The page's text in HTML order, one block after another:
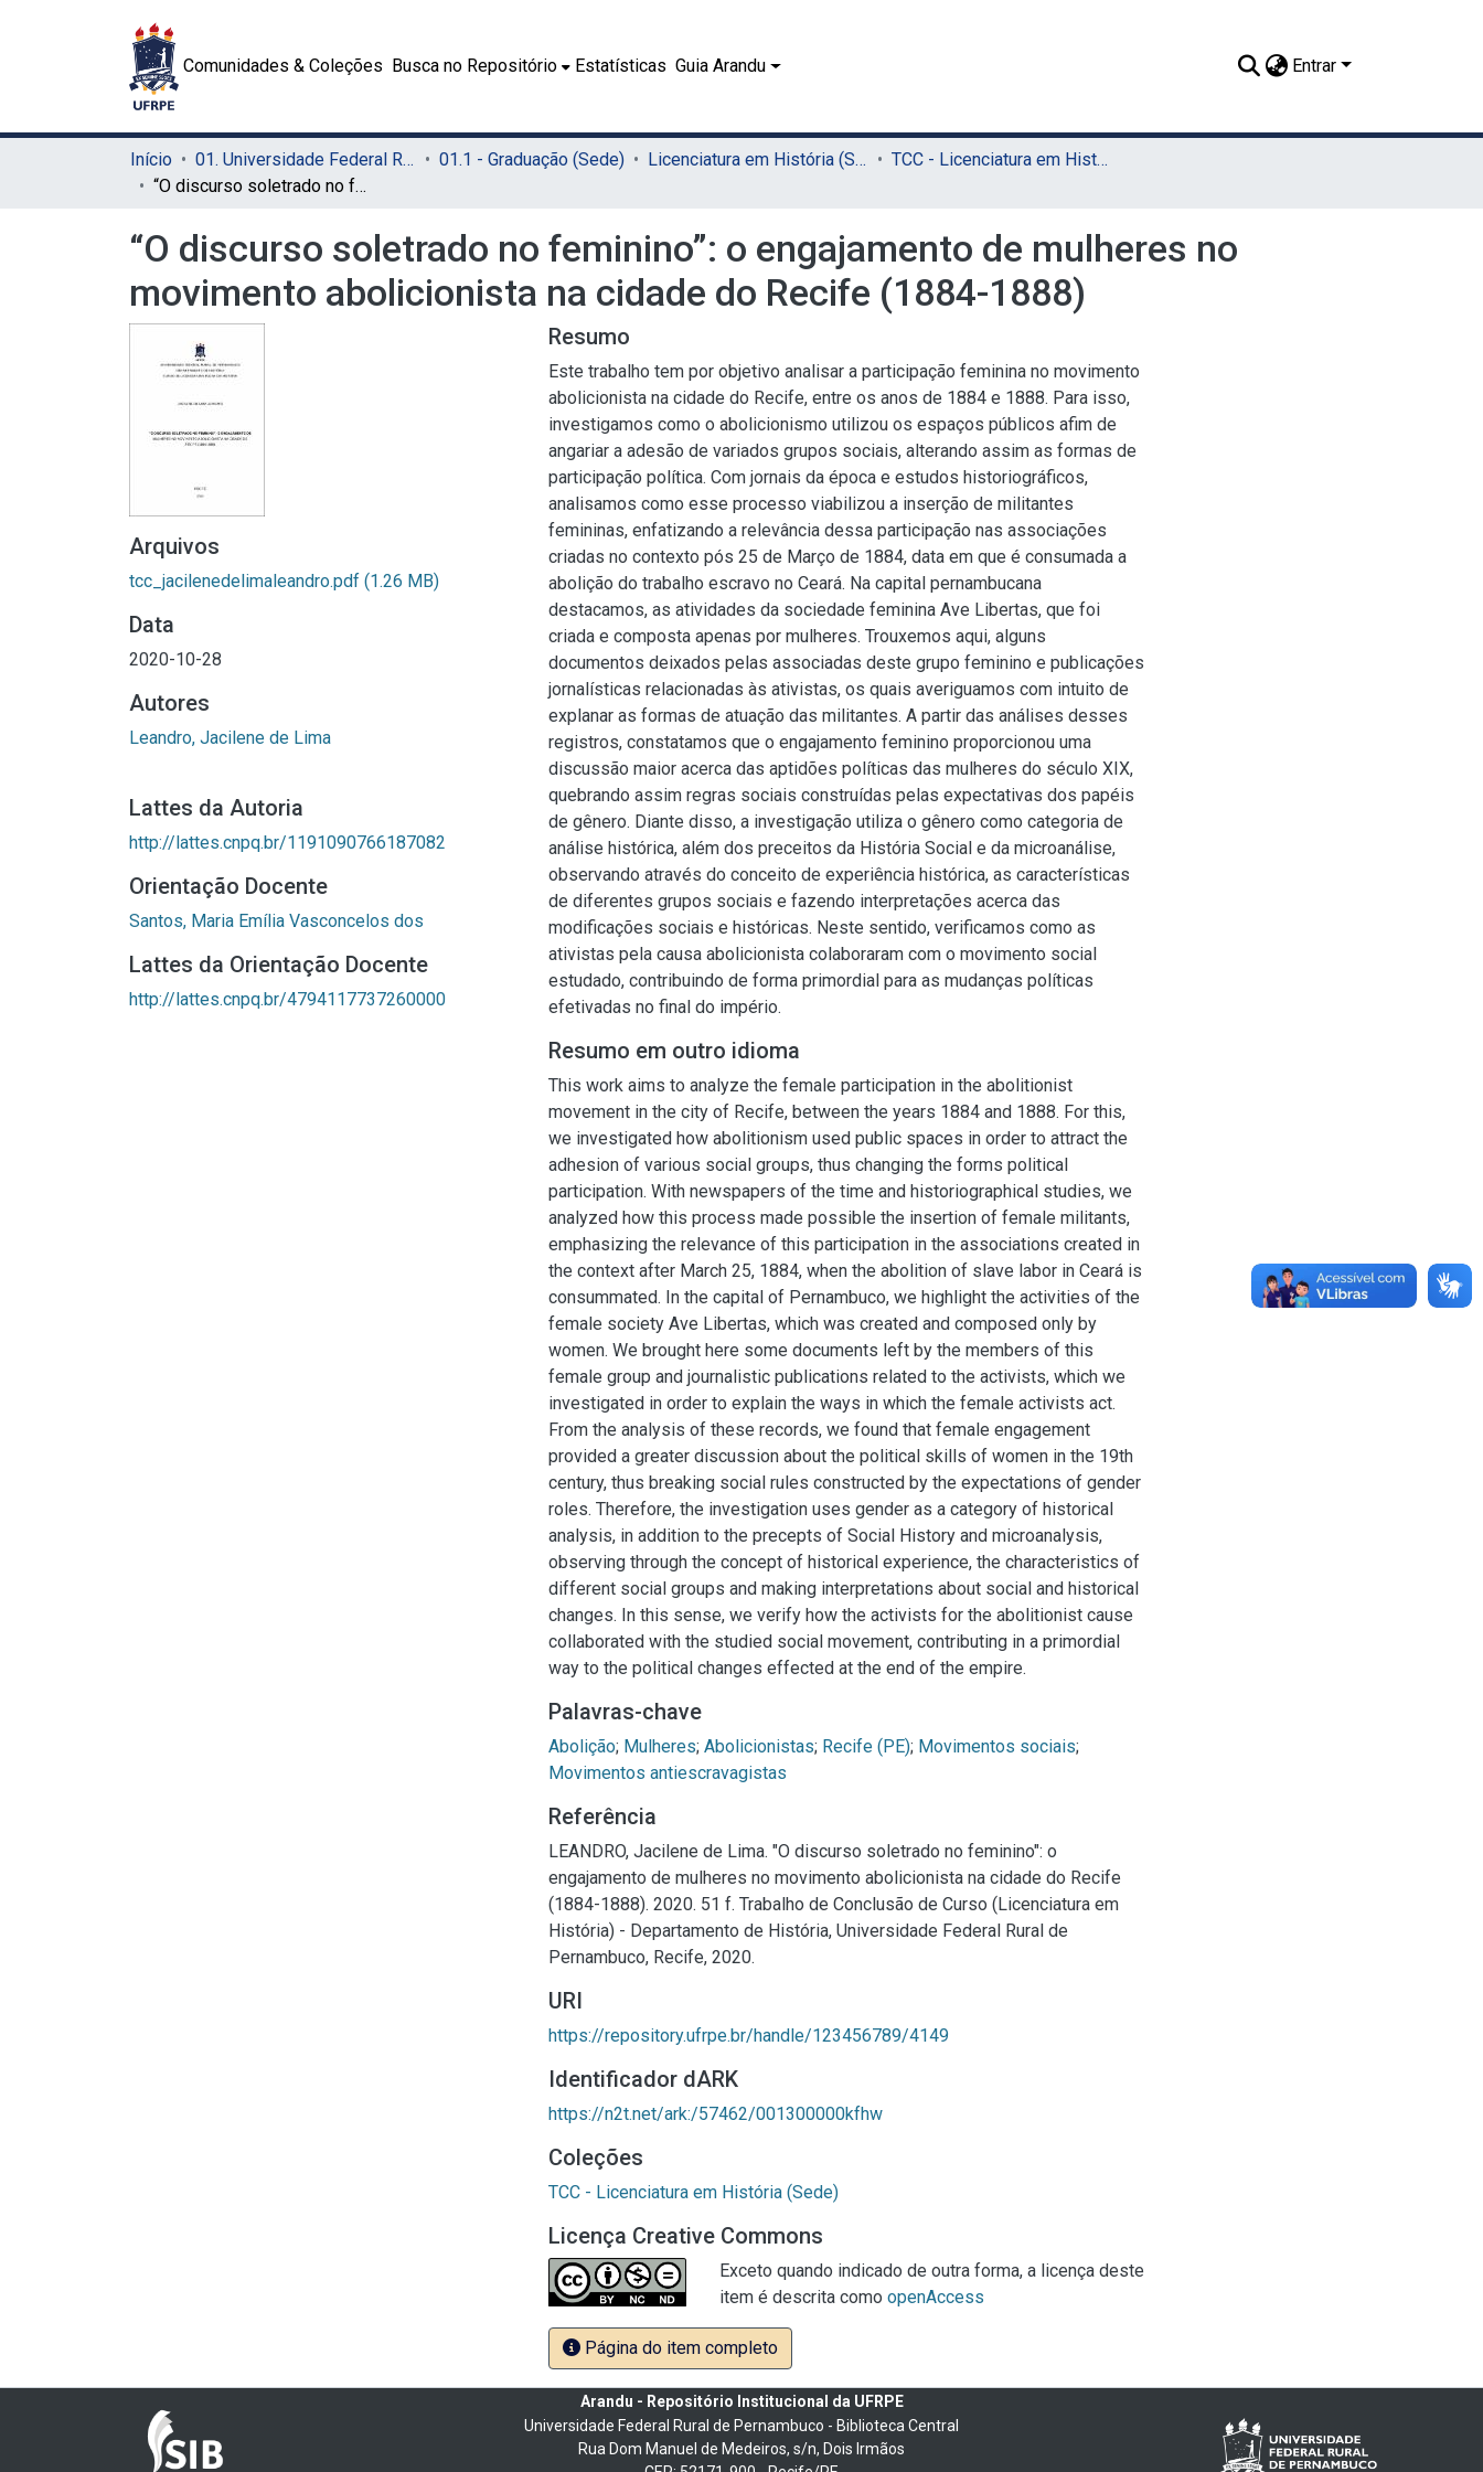
Comunidades & Coleções Busca no Repositório Estatísticas Guia Arandu Entrar
Início 01. Universidade Federal Rural de Pernambuco - UFRPE (Sede) 01.1 - Graduação (Sede) Licenciatura em História (Sede)
TCC - Licenciatura em História (Sede)
“O discurso soletrado no feminino”: o engajamento de mulheres no movimento abolicionista na cidade do Recife (1884-1888)
“O discurso soletrado no feminino”: o engajamento de mulheres no
movimento abolicionista na cidade do Recife (1884-1888)
Arquivos
tcc_jacilenedelimaleandro.pdf (1.26 MB)
Data
2020-10-28
Autores
Leandro, Jacilene de Lima
Lattes da Autoria
http://lattes.cnpq.br/1191090766187082
Orientação Docente
Santos, Maria Emília Vasconcelos dos
Lattes da Orientação Docente
http://lattes.cnpq.br/4794117737260000
Resumo
Este trabalho tem por objetivo analisar a participação feminina no movimento
abolicionista na cidade do Recife, entre os anos de 1884 e 1888. Para isso,
investigamos como o abolicionismo utilizou os espaços públicos afim de
angariar a adesão de variados grupos sociais, alterando assim as formas de
participação política. Com jornais da época e estudos historiográficos,
analisamos como esse processo viabilizou a inserção de militantes
femininas, enfatizando a relevância dessa participação nas associações
criadas no contexto pós 25 de Março de 1884, data em que é consumada a
abolição do trabalho escravo no Ceará. Na capital pernambucana
destacamos, as atividades da sociedade feminina Ave Libertas, que foi
criada e composta apenas por mulheres. Trouxemos aqui, alguns
documentos deixados pelas associadas deste grupo feminino e publicações
jornalísticas relacionadas às ativistas, os quais averiguamos com intuito de
explanar as formas de atuação das militantes. A partir das análises desses
registros, constatamos que o engajamento feminino proporcionou uma
discussão maior acerca das aptidões políticas das mulheres do século XIX,
quebrando assim regras sociais construídas pelas expectativas dos papéis
de gênero. Diante disso, a investigação utiliza o gênero como categoria de
análise histórica, além dos preceitos da História Social e da microanálise,
observando através do conceito de experiência histórica, as características
de diferentes grupos sociais e fazendo interpretações acerca das
modificações sociais e históricas. Neste sentido, verificamos como as
ativistas pela causa abolicionista colaboraram com o movimento social
estudado, contribuindo de forma primordial para as mudanças políticas
efetivadas no final do império.
Resumo em outro idioma
This work aims to analyze the female participation in the abolitionist
movement in the city of Recife, between the years 1884 and 1888. For this,
we investigated how abolitionism used public spaces in order to attract the
adhesion of various social groups, thus changing the forms political
participation. With newspapers of the time and historiographical studies, we
analyzed how this process made possible the insertion of female militants,
emphasizing the relevance of this participation in the associations created in
the context after March 25, 1884, when the abolition of slave labor in Ceará is
consummated. In the capital of Pernambuco, we highlight the activities of the
female society Ave Libertas, which was created and composed only by
women. We brought here some documents left by the members of this
female group and journalistic publications related to the activists, which we
investigated in order to explain the ways in which the female activists act.
From the analysis of these records, we found that female engagement
provided a greater discussion about the political skills of women in the 19th
century, thus breaking social rules constructed by the expectations of gender
roles. Therefore, the investigation uses gender as a category of historical
analysis, in addition to the precepts of Social History and microanalysis,
observing through the concept of historical experience, the characteristics of
different social groups and making interpretations about social and historical
changes. In this sense, we verify how the activists for the abolitionist cause
collaborated with the studied social movement, contributing in a primordial
way to the political changes effected at the end of the empire.
Palavras-chave
Abolição; Mulheres; Abolicionistas; Recife (PE); Movimentos sociais;
Movimentos antiescravagistas
Referência
LEANDRO, Jacilene de Lima. "O discurso soletrado no feminino": o
engajamento de mulheres no movimento abolicionista na cidade do Recife
(1884-1888). 2020. 51 f. Trabalho de Conclusão de Curso (Licenciatura em
História) - Departamento de História, Universidade Federal Rural de
Pernambuco, Recife, 2020.
URI
https://repository.ufrpe.br/handle/123456789/4149
Identificador dARK
https://n2t.net/ark:/57462/001300000kfhw
Coleções
TCC - Licenciatura em História (Sede)
Licença Creative Commons
Exceto quando indicado de outra forma, a licença deste
item é descrita como openAccess
Página do item completo
Arandu - Repositório Institucional da UFRPE
Universidade Federal Rural de Pernambuco - Biblioteca Central
Rua Dom Manuel de Medeiros, s/n, Dois Irmãos